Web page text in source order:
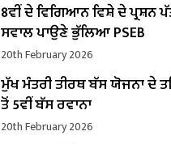
8ਵੀਂ ਦੇ ਵਿਗਿਆਨ ਵਿਸ਼ੇ ਦੇ ਪ੍ਰਸ਼ਨ
ਸਵਾਲ ਪਾਉਣੇ ਭੁੱਲਿਆ PSEB
20th February 2026
ਮੁੱਖ ਮੰਤਰੀ ਤੀਰਥ ਬੱਸ ਯੋਜਨਾ ਦੇ
ਤੋਂ 5ਵੀਂ ਬੱਸ ਰਵਾਨਾ
20th February 2026